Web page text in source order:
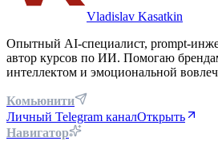
Vladislav Kasatkin
Опытный AI-специалист, prompt-
автор курсов по ИИ. Помогаю
интеллектом и эмоциональной
Комьюнити
Личный Telegram каналОткрыть
Навигатор